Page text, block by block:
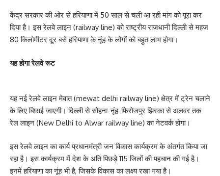
केंद्र सरकार की ओर से हरियाणा में 50 साल से चली आ रही मांग को पूरा कर
दिया है। इस रेलवे लाइन (railway line) को राष्ट्रीय राजधानी दिल्ली से महज
80 किलोमीटर दूर बसे हरियाणा के नूंह के लोगों को बहुत लाभ होगा।
यह होगा रेलवे रूट
यह नई रेलवे लाइन मेवात (mewat delhi railway line) क्षेत्र में ट्रेन चलाने
के लिए बिछाई जाएगी। दिल्ली से सोहना-नूंह-फिरोजपुर झिरका से अलवर तक
रेल लाइन (New Delhi to Alwar railway line) का नेटवर्क होगा।
इस रेलवे लाइन का कार्य प्रधानमंत्री जन विकास कार्यक्रम के अंतर्गत किया जा
रहा है। इस कार्यक्रम में देश के अति पिछड़े 115 जिलों की पहचान की गई है।
इनमें हरियाणा का नूंह भी है, जिसके विकास का लक्ष्य रखा गया है।